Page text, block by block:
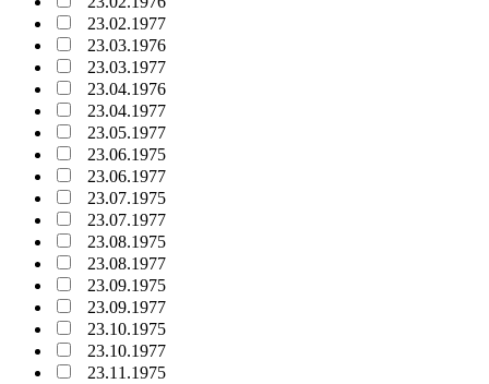
23.02.1977
23.03.1976
23.03.1977
23.04.1976
23.04.1977
23.05.1977
23.06.1975
23.06.1977
23.07.1975
23.07.1977
23.08.1975
23.08.1977
23.09.1975
23.09.1977
23.10.1975
23.10.1977
23.11.1975